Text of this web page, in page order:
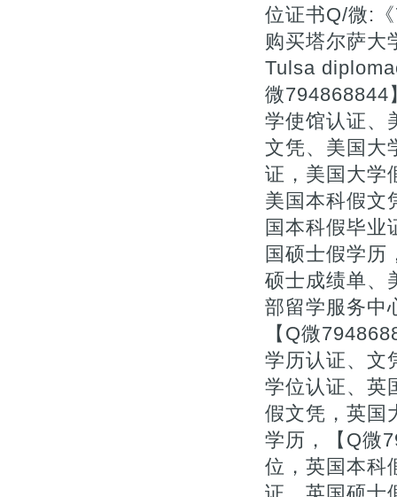
位证书Q/微:
购买塔尔萨大
Tulsa
微794868844
学使馆认证、
文凭、美国大
证，美国大学
美国本科假文
国本科假毕业
国硕士假学历
硕士成绩单、
部留学服务中
【Q微
学历认证、文
学位认证、英
假文凭，英国
学历，【Q微
位，英国本科